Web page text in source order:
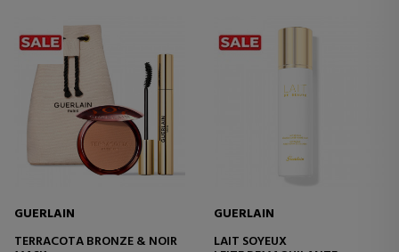
GUERLAIN
TERRACOTA BRONZE & NOIR
GUERLAIN
LAIT SOYEUX